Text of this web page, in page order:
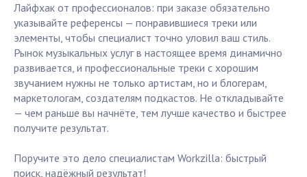
Лайфхак от профессионалов: при заказе обязательно
указывайте референсы — понравившиеся треки или
элементы, чтобы специалист точно уловил ваш стиль.
Рынок музыкальных услуг в настоящее время динамично
развивается, и профессиональные треки с хорошим
звучанием нужны не только артистам, но и блогерам,
маркетологам, создателям подкастов. Не откладывайте
— чем раньше вы начнёте, тем лучше качество и быстрее
получите результат.
Поручите это дело специалистам Workzilla: быстрый
поиск, надёжный результат!